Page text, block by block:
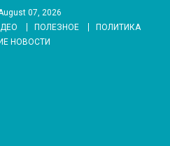
07, 2026
ПОЛЕЗНОЕ
ПОЛИТИКА
НОВОСТИ